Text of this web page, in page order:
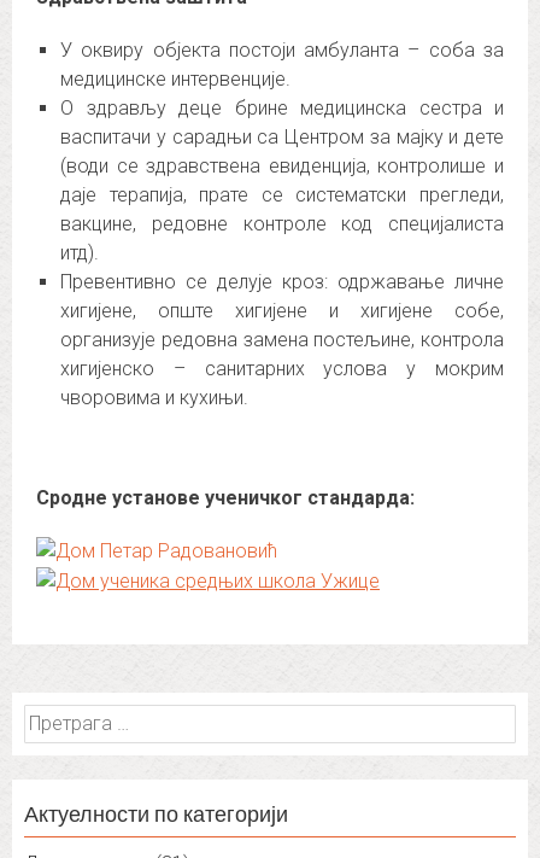
У оквиру објекта постоји амбуланта – соба за
медицинске интервенције.
О здрављу деце брине медицинска сестра и
васпитачи у сарадњи са Центром за мајку и дете
(води се здравствена евиденција, контролише и
даје терапија, прате се систематски прегледи,
вакцине, редовне контроле код специјалиста
итд).
Превентивно се делује кроз: одржавање личне
хигијене, опште хигијене и хигијене собе,
организује редовна замена постељине, контрола
хигијенско – санитарних услова у мокрим
чворовима и кухињи.
Сродне установе ученичког стандарда:
Претрага
за:
Актуелности по категорији